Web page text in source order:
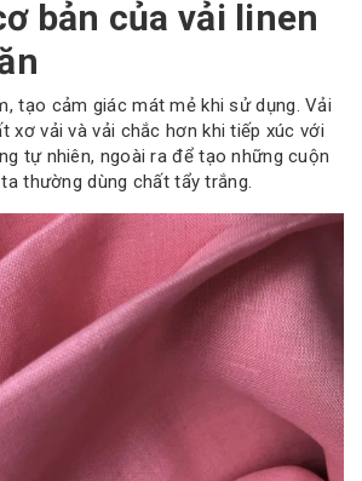
bản của vải linen
tạo cảm giác mát mẻ khi sử dụng. Vải
xơ vải và vải chắc hơn khi tiếp xúc với
tự nhiên, ngoài ra để tạo những cuộn
thường dùng chất tẩy trắng.